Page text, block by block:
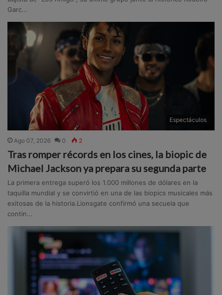
Garc...
Espectáculos
Ago 07, 2026 0 2
Tras romper récords en los cines, la biopic de
Michael Jackson ya prepara su segunda parte
La primera entrega superó los 1.000 millones de dólares en la
taquilla mundial y se convirtió en una de las biopics musicales más
exitosas de la historia.Lionsgate confirmó una secuela que
contin...